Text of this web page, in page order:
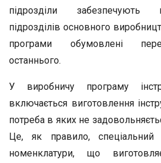
підрозділи забезпечують
підрозділів основного
програми обумовлені
останнього.
У виробничу програму
включається виготовлення
потреба в яких не
Це, як правило, спеціальний
номенклатури, що